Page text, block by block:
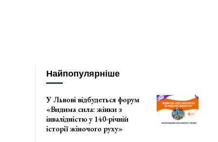
Найпопулярніше
У Львові відбудеться форум
«Видима сила: жінки з
інвалідністю у 140-річній
історії жіночого руху»